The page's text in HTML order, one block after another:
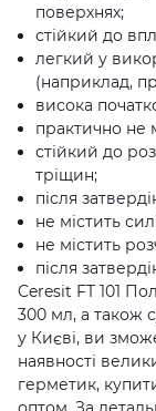
поверхнях;
стійкий до
легкий у
(наприклад,
висока
практично не
стійкий до
тріщин;
після
не містить
не містить
після
Ceresit FT 101
300 мл, а також
у Києві, ви
наявності
герметик,